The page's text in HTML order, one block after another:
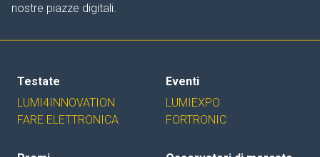
nostre piazze digitali.
Testate
LUMI4INNOVATION
FARE ELETTRONICA
Eventi
LUMIEXPO
FORTRONIC